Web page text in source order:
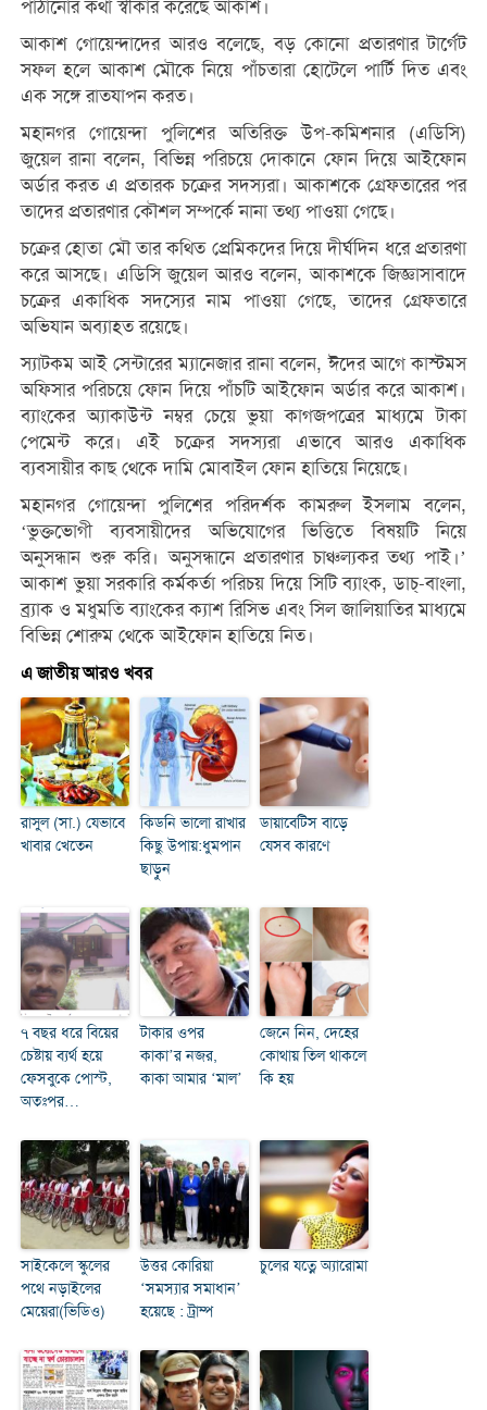
পাঠানোর কথা স্বীকার করেছে আকাশ।
আকাশ গোয়েন্দাদের আরও বলেছে, বড় কোনো প্রতারণার টার্গেট
সফল হলে আকাশ মৌকে নিয়ে পাঁচতারা হোটেলে পার্টি দিত এবং
এক সঙ্গে রাতযাপন করত।
মহানগর গোয়েন্দা পুলিশের অতিরিক্ত উপ-কমিশনার (এডিসি)
জুয়েল রানা বলেন, বিভিন্ন পরিচয়ে দোকানে ফোন দিয়ে আইফোন
অর্ডার করত এ প্রতারক চক্রের সদস্যরা। আকাশকে গ্রেফতারের পর
তাদের প্রতারণার কৌশল সম্পর্কে নানা তথ্য পাওয়া গেছে।
চক্রের হোতা মৌ তার কথিত প্রেমিকদের দিয়ে দীর্ঘদিন ধরে প্রতারণা
করে আসছে। এডিসি জুয়েল আরও বলেন, আকাশকে জিজ্ঞাসাবাদে
চক্রের একাধিক সদস্যের নাম পাওয়া গেছে, তাদের গ্রেফতারে
অভিযান অব্যাহত রয়েছে।
স্যাটকম আই সেন্টারের ম্যানেজার রানা বলেন, ঈদের আগে কাস্টমস
অফিসার পরিচয়ে ফোন দিয়ে পাঁচটি আইফোন অর্ডার করে আকাশ।
ব্যাংকের অ্যাকাউন্ট নম্বর চেয়ে ভুয়া কাগজপত্রের মাধ্যমে টাকা
পেমেন্ট করে। এই চক্রের সদস্যরা এভাবে আরও একাধিক
ব্যবসায়ীর কাছ থেকে দামি মোবাইল ফোন হাতিয়ে নিয়েছে।
মহানগর গোয়েন্দা পুলিশের পরিদর্শক কামরুল ইসলাম বলেন,
‘ভুক্তভোগী ব্যবসায়ীদের অভিযোগের ভিত্তিতে বিষয়টি নিয়ে
অনুসন্ধান শুরু করি। অনুসন্ধানে প্রতারণার চাঞ্চল্যকর তথ্য পাই।’
আকাশ ভুয়া সরকারি কর্মকর্তা পরিচয় দিয়ে সিটি ব্যাংক, ডাচ্-বাংলা,
ব্র্যাক ও মধুমতি ব্যাংকের ক্যাশ রিসিভ এবং সিল জালিয়াতির মাধ্যমে
বিভিন্ন শোরুম থেকে আইফোন হাতিয়ে নিত।
এ জাতীয় আরও খবর
রাসুল (সা.) যেভাবে
খাবার খেতেন
কিডনি ভালো রাখার
কিছু উপায়:ধুমপান
ছাড়ুন
ডায়াবেটিস বাড়ে
যেসব কারণে
৭ বছর ধরে বিয়ের
চেষ্টায় ব্যর্থ হয়ে
ফেসবুকে পোস্ট,
অতঃপর…
টাকার ওপর
কাকা’র নজর,
কাকা আমার ‘মাল’
জেনে নিন, দেহের
কোথায় তিল থাকলে
কি হয়
সাইকেলে স্কুলের
পথে নড়াইলের
মেয়েরা(ভিডিও)
উত্তর কোরিয়া
‘সমস্যার সমাধান’
হয়েছে : ট্রাম্প
চুলের যত্নে অ্যারোমা